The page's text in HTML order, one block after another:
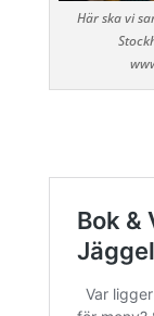
Här ska vi